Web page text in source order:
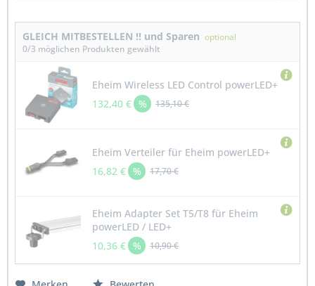
GLEICH MITBESTELLEN !! und Sparen optional
0/3 möglichen Produkten gewählt
Eheim Wireless LED Control powerLED+
132,40 € % 135,10 €
Eheim Verteiler für Eheim powerLED+
16,82 € % 17,70 €
Eheim Adapter Set T5/T8 für Eheim
powerLED / LED+
10,36 € % 10,90 €